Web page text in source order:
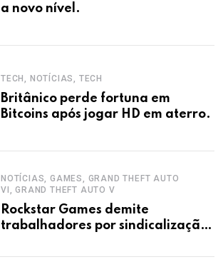
a novo nível.
TECH, NOTÍCIAS, TECH
Britânico perde fortuna em
Bitcoins após jogar HD em aterro.
NOTÍCIAS, GAMES, GRAND THEFT AUTO
VI, GRAND THEFT AUTO V
Rockstar Games demite
trabalhadores por sindicalização,